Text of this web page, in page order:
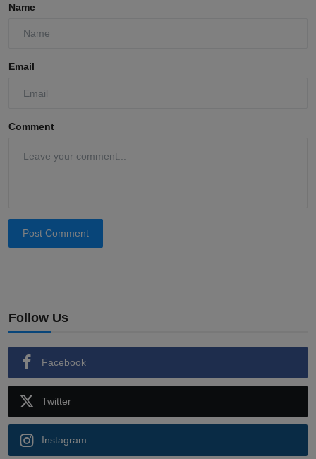
Name
Email
Comment
Post Comment
Follow Us
Facebook
Twitter
Instagram